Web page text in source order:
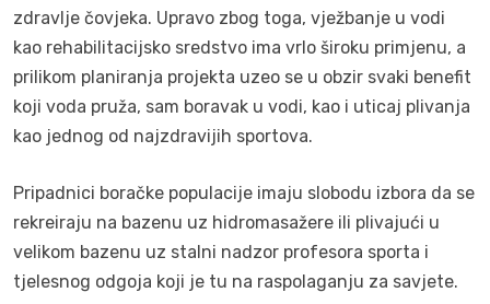
zdravlje čovjeka. Upravo zbog toga, vježbanje u vodi
kao rehabilitacijsko sredstvo ima vrlo široku primjenu, a
prilikom planiranja projekta uzeo se u obzir svaki benefit
koji voda pruža, sam boravak u vodi, kao i uticaj plivanja
kao jednog od najzdravijih sportova.
Pripadnici boračke populacije imaju slobodu izbora da se
rekreiraju na bazenu uz hidromasažere ili plivajući u
velikom bazenu uz stalni nadzor profesora sporta i
tjelesnog odgoja koji je tu na raspolaganju za savjete.